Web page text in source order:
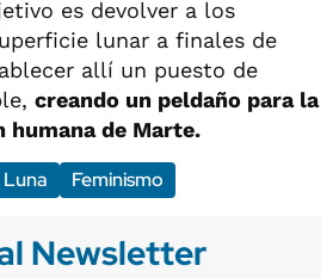
es devolver a los
lunar a finales de
allí un puesto de
creando un peldaño para la
de Marte.
Luna Feminismo
Newsletter